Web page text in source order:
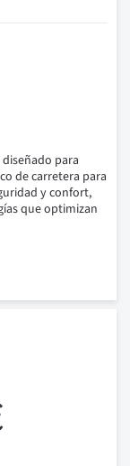
para
de carretera para
y confort,
que optimizan